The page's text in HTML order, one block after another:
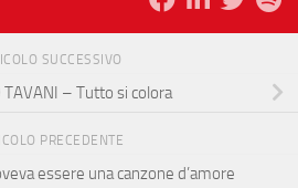
SUCCESSIVO
TAVANI – Tutto si colora
PRECEDENTE
essere una canzone d’amore